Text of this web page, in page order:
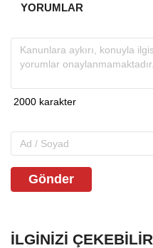
YORUMLAR
Gönder
İLGINIZI ÇEKEBILIR